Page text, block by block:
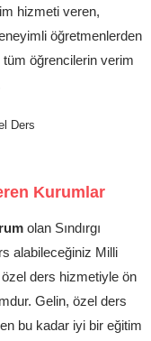
hizmeti veren,
öğretmenlerden
öğrencilerin verim
Kurumlar
olan Sındırgı
alabileceğiniz Milli
özel ders hizmetiyle ön
Gelin, özel ders
bu kadar iyi bir eğitim